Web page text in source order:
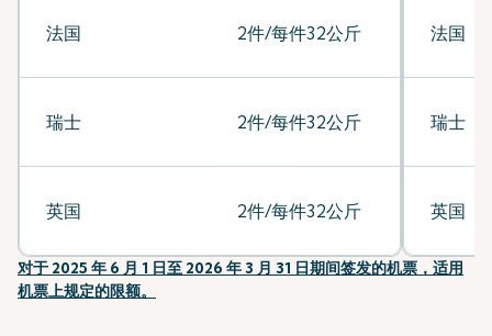
法国 2件/每件32公斤
瑞士 2件/每件32公斤
英国 2件/每件32公斤
法国
瑞士
英国
对于 2025 年 6 月 1 日至 2026 年 3 月 31 日期间签发的机票，适用
机票上规定的限额。